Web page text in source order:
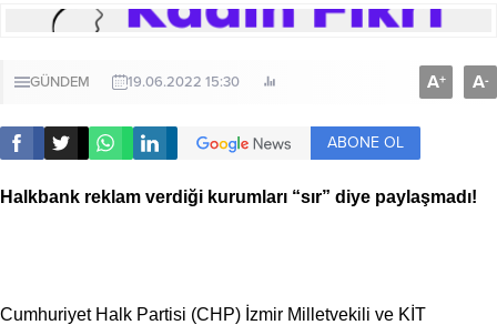
GÜNDEM 19.06.2022 15:30 A+ A-
ABONE OL
Halkbank reklam verdiği kurumları “sır” diye paylaşmadı!
Cumhuriyet Halk Partisi (CHP) İzmir Milletvekili ve KİT